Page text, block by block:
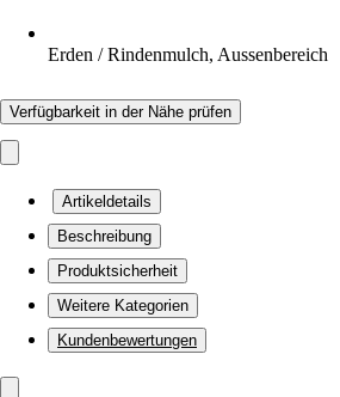
Erden / Rindenmulch, Aussenbereich
Verfügbarkeit in der Nähe prüfen
Artikeldetails
Beschreibung
Produktsicherheit
Weitere Kategorien
Kundenbewertungen